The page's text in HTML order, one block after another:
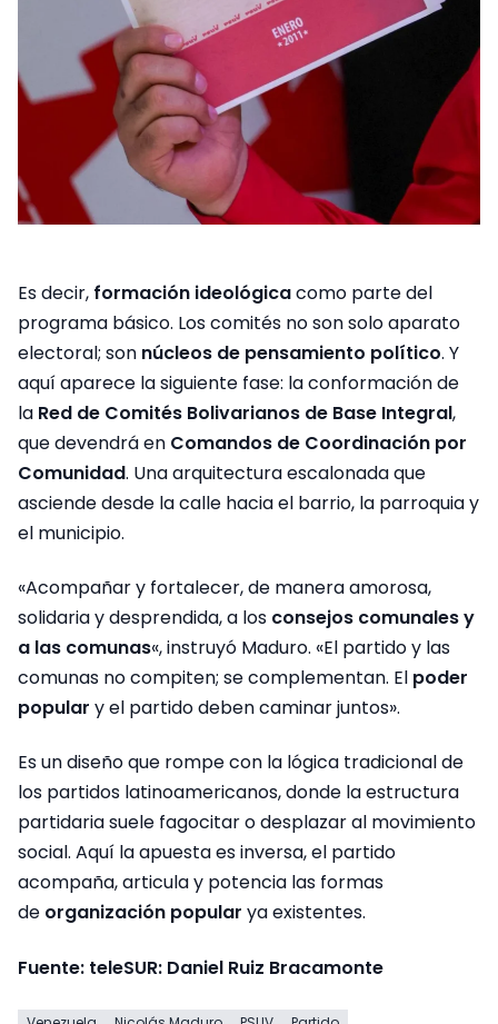
Es decir, formación ideológicacomo parte del
programa básico. Los comités no son solo aparato
electoral; son núcleos de pensamiento político. Y
aquí aparece la siguiente fase: la conformación de
la Red de Comités Bolivarianos de Base Integral,
que devendrá en Comandos de Coordinación por
Comunidad. Una arquitectura escalonada que
asciende desde la calle hacia el barrio, la parroquia y
el municipio.
«Acompañar y fortalecer, de manera amorosa,
solidaria y desprendida, a los consejos comunales y
a las comunas«, instruyó Maduro. «El partido y las
comunas no compiten; se complementan. El poder
popular y el partido deben caminar juntos».
Es un diseño que rompe con la lógica tradicional de
los partidos latinoamericanos, donde la estructura
partidaria suele fagocitar o desplazar al movimiento
social. Aquí la apuesta es inversa, el partido
acompaña, articula y potencia las formas
de organización popular ya existentes.
Fuente: teleSUR: Daniel Ruiz Bracamonte